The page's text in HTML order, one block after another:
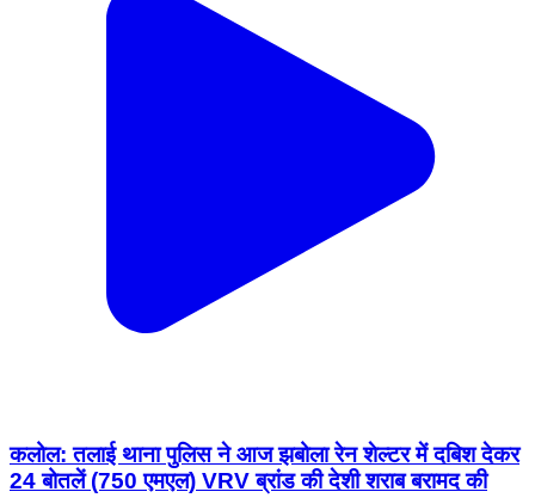
कलोल: तलाई थाना पुलिस ने आज झबोला रेन शेल्टर में दबिश देकर
24 बोतलें (750 एमएल) VRV ब्रांड की देशी शराब बरामद की